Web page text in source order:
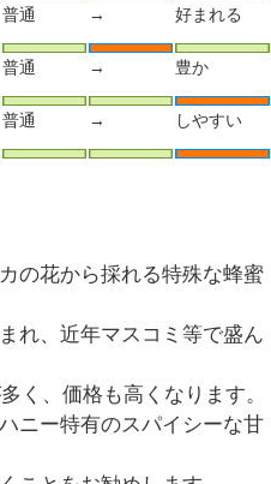
普通 → 好まれる
普通 → 豊か
普通 → しやすい
の花から採れる特殊な蜂蜜
れ、近年マスコミ等で盛ん
く、価格も高くなります。
ニー特有のスパイシーな甘